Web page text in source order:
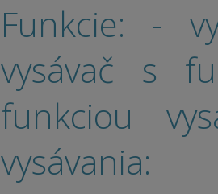
Funkcie: -
vysávač s
funkciou
vysávania: